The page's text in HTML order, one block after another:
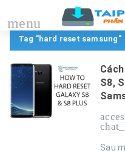
Tag "hard reset samsung"
S8,
Sau
menu